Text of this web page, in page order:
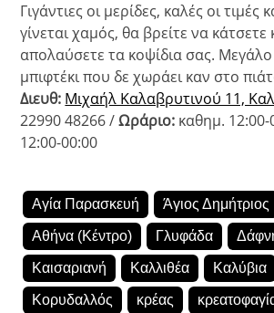
Γιγάντιες οι μερίδες, καλές οι τιμές
γίνεται χαμός, θα βρείτε να κάτσετε
απολαύσετε τα κοψίδια σας.
μπιφτέκι που δε χωράει καν στο
Διευθ: Μιχαήλ Καλαβρυτινού 11,
22990 48266 /Ωράριο: καθημ.
12:00-00:00
Αγία Παρασκευή Άγιος Δημήτριος
Αθήνα (Κέντρο) Γλυφάδα
Καισαριανή Καλλιθέα Καλύβια
Κορυδαλλός κρέας